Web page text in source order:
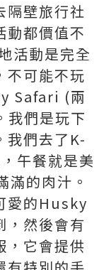
隔壁旅行社
動都價值不
活動是完全
不可能不玩
Safari (兩
我們是玩下
我們去了K-
午餐就是美
滿的肉汁。
愛的Husky
，然後會有
，它會提供